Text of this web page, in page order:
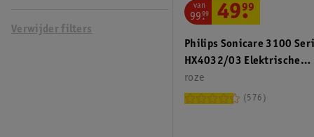
Verwijder filters
Philips Sonicare 3100
HX4032/03 Elektrische
Tandenborstel
roze
van
99.
99 49.
99
576